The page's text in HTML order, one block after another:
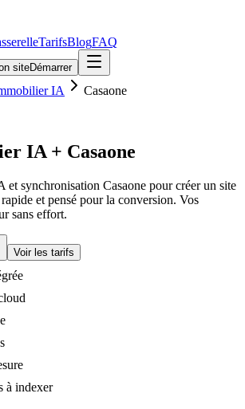
TarifsBlogFAQ
siteDémarrer
IA
Casaone
IA + Casaone
et synchronisation Casaone pour créer un site
et pensé pour la conversion. Vos
sans effort.
Voir les tarifs
à indexer